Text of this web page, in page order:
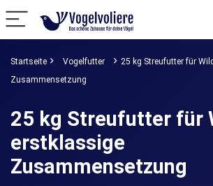
Startseite Vogelfutter
25 kg Streufutter für
Zusammensetzung
25 kg Streufutter für
erstklassige
Zusammensetzung